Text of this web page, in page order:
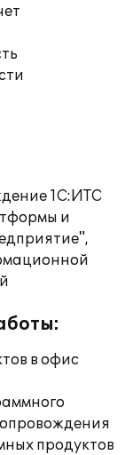
1С:ИТС
и
в офис
продуктов